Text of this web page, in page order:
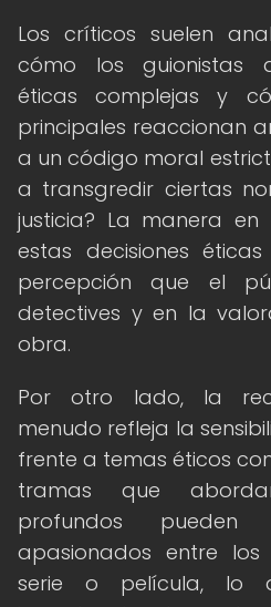
Los críticos suelen
cómo los guionistas
éticas complejas y
principales reaccionan
a un código moral
a transgredir ciertas
justicia? La manera
estas decisiones
percepción que el
detectives y en la
obra.
Por otro lado, la
menudo refleja la
frente a temas éticos
tramas que
profundos pueden
apasionados entre
serie o película, lo